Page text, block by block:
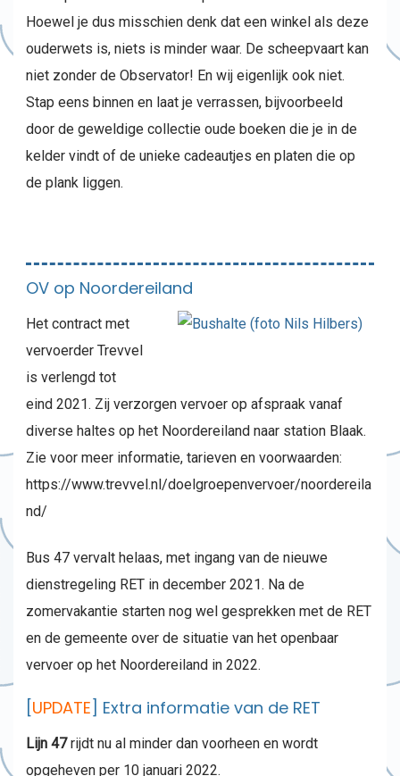
Hoewel je dus misschien denk dat een winkel als deze
ouderwets is, niets is minder waar. De scheepvaart kan
niet zonder de Observator! En wij eigenlijk ook niet.
Stap eens binnen en laat je verrassen, bijvoorbeeld
door de geweldige collectie oude boeken die je in de
kelder vindt of de unieke cadeautjes en platen die op
de plank liggen.
OV op Noordereiland
Het contract met
vervoerder Trevvel
is verlengd tot
eind 2021. Zij verzorgen vervoer op afspraak vanaf
diverse haltes op het Noordereiland naar station Blaak.
Zie voor meer informatie, tarieven en voorwaarden:
https://www.trevvel.nl/doelgroepenvervoer/noordereila
nd/
Bus 47 vervalt helaas, met ingang van de nieuwe
dienstregeling RET in december 2021. Na de
zomervakantie starten nog wel gesprekken met de RET
en de gemeente over de situatie van het openbaar
vervoer op het Noordereiland in 2022.
[UPDATE] Extra informatie van de RET
Lijn 47rijdt nu al minder dan voorheen en wordt
opgeheven per 10 januari 2022.